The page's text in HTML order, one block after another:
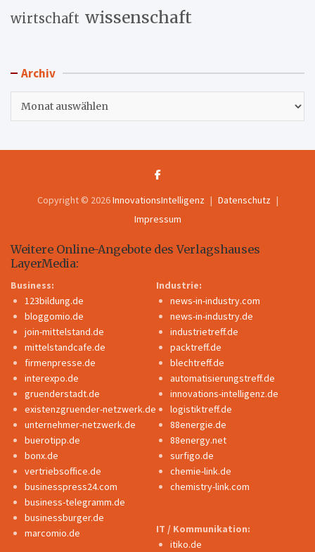
wirtschaft wissenschaft
Archiv
Copyright © 2026InnovationsIntelligenz
Datenschutz
Impressum
Weitere Online-Angebote des Verlagshauses
LayerMedia:
Business:
123bildung.de
bloggomio.de
join-mittelstand.de
mittelstandcafe.de
firmenpresse.de
interexpo.de
gruenderstadt.de
existenzgruender-netzwerk.de
unternehmer-netzwerk.de
buerotipp.de
bonx.de
vertriebsoffice.de
businesspress24.com
business-telegramm.de
businessburger.de
marcomio.de
Industrie:
news-in-industry.com
news-in-industry.de
industrietreff.de
packtreff.de
blechtreff.de
automatisierungstreff.de
innovations-intelligenz.de
logistiktreff.de
88energie.de
88energy.net
surfigo.de
chemie-link.de
chemistry-link.com
IT / Kommunikation:
itiko.de